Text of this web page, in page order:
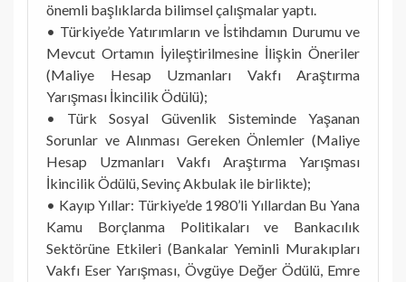
önemli başlıklarda bilimsel çalışmalar yaptı.
• Türkiye’de Yatırımların ve İstihdamın Durumu ve
Mevcut Ortamın İyileştirilmesine İlişkin Öneriler
(Maliye Hesap Uzmanları Vakfı Araştırma
Yarışması İkincilik Ödülü);
• Türk Sosyal Güvenlik Sisteminde Yaşanan
Sorunlar ve Alınması Gereken Önlemler (Maliye
Hesap Uzmanları Vakfı Araştırma Yarışması
İkincilik Ödülü, Sevinç Akbulak ile birlikte);
• Kayıp Yıllar: Türkiye’de 1980’li Yıllardan Bu Yana
Kamu Borçlanma Politikaları ve Bankacılık
Sektörüne Etkileri (Bankalar Yeminli Murakıpları
Vakfı Eser Yarışması, Övgüye Değer Ödülü, Emre